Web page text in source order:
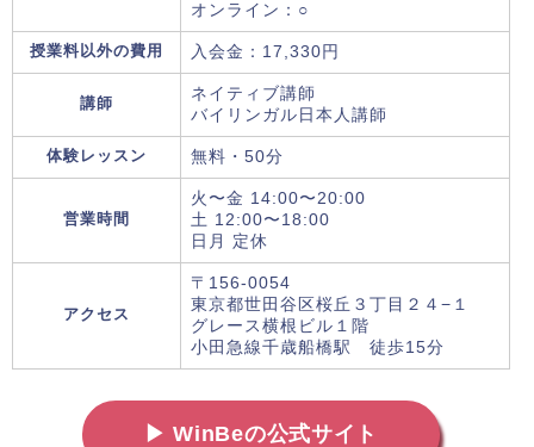
オンライン：○
授業料以外の費用 入会金：17,330円
講師
ネイティブ講師
バイリンガル日本人講師
体験レッスン 無料・50分
営業時間
火〜金 14:00〜20:00
土 12:00〜18:00
日月 定休
アクセス
〒156-0054
東京都世田谷区桜丘３丁目２４−１
グレース横根ビル１階
小田急線千歳船橋駅 徒歩15分
▶ WinBeの公式サイト